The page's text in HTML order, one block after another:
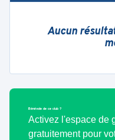
Aucun
Bénévole de ce club ?
Activez l'espace de
gratuitement pour